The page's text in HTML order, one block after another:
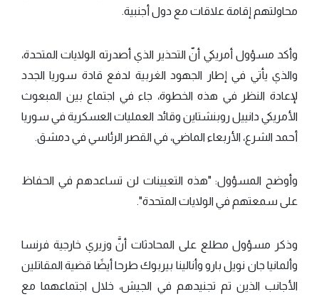
محاولتهم إقامة علاقات مع دول أجنبية.
وأكد مسؤول أمريكي أنّ التحذير الذي أصدرته الولايات المتحدة،
والذي يأتي في إطار الجهود الغربية لدفع قادة سوريا الجدد
لإعادة النظر في هذه الخطوة، جاء في اجتماع بين المبعوث
الأمريكي دانييل روبنشتاين وقائد العمليات العسكرية في سوريا
أحمد الشرع، الأربعاء الماضي، في القصر الرئاسي في دمشق.
وأوضح المسؤول: "هذه التعيينات لن تساعدهم في الحفاظ
على سمعتهم في الولايات المتحدة".
وذكر مسؤول مطلع على المحادثات أنَّ وزيري خارجية فرنسا
وألمانيا جان نويل بارو وأنالينا بيربوك طرحا أيضًا قضية المقاتلين
الأجانب الذين تم تجنيدهم في الجيش، خلال اجتماعهما مع